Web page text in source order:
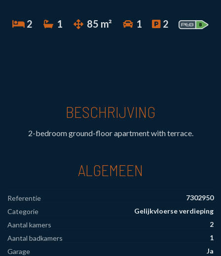
2 1 85 m² 1 2
BESCHRIJVING
2-bedroom ground-floor apartment with terrace.
ALGEMEEN
Referentie
7302950
Categorie
Gelijkvloerse verdieping
Aantal kamers
2
Aantal badkamers
1
Garage
Ja